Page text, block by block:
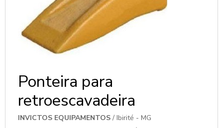
Ponteira para
retroescavadeira
INVICTOS EQUIPAMENTOS / Ibirité - MG